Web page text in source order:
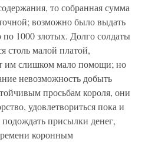
то собранная сумма
возможно было выдать
1000 злотых. Долго солдаты
столь малой платой,
им слишком мало помощи; но
невозможность добыть
просьбам короля, они
удовлетвориться пока и
присылки денег,
коронным